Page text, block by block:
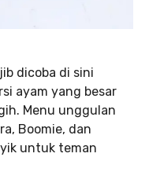
dicoba di sini
ayam yang besar
Menu unggulan
Boomie, dan
untuk teman